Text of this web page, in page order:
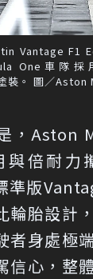
Vantage F1
One車隊採
裝。 圖／Aston
，Aston
倍耐力
準版
輪胎設計
者身處極
信心，整